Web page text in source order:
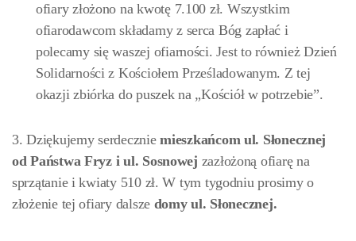
ofiary złożono na kwotę 7.100 zł. Wszystkim
ofiarodawcom składamy z serca Bóg zapłać i
polecamy się waszej ofiarności. Jest to również Dzień
Solidarności z Kościołem Prześladowanym. Z tej
okazji zbiórka do puszek na „Kościół w potrzebie”.
3. Dziękujemy serdeczniemieszkańcom ul. Słonecznej
od Państwa Fryz i ul. Sosnowej zazłożoną ofiarę na
sprzątanie i kwiaty 510 zł. W tym tygodniu prosimy o
złożenie tej ofiary dalsze domy ul. Słonecznej.